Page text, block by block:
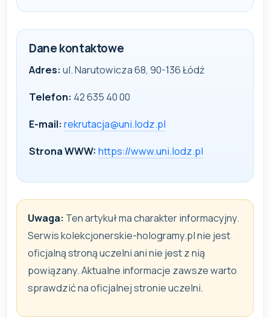
Dane kontaktowe
Adres: ul. Narutowicza 68, 90-136 Łódź
Telefon: 42 635 40 00
E-mail: rekrutacja@uni.lodz.pl
Strona WWW: https://www.uni.lodz.pl
Uwaga: Ten artykuł ma charakter informacyjny.
Serwis kolekcjonerskie-hologramy.pl nie jest
oficjalną stroną uczelni ani nie jest z nią
powiązany. Aktualne informacje zawsze warto
sprawdzić na oficjalnej stronie uczelni.